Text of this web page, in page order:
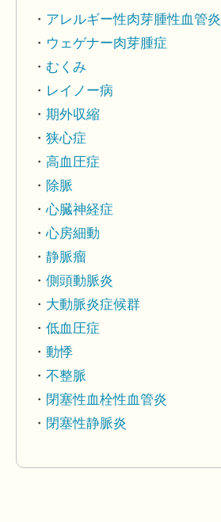
アレルギー性肉芽腫性血管炎
ウェゲナー肉芽腫症
むくみ
レイノー病
期外収縮
狭心症
高血圧症
除脈
心臓神経症
心房細動
静脈瘤
側頭動脈炎
大動脈炎症候群
低血圧症
動悸
不整脈
閉塞性血栓性血管炎
閉塞性静脈炎